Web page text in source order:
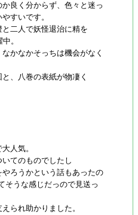
良く分からず、色々と迷っ
すいです。
二人で妖怪退治に精を
。
かなかそっちは機会がなく
、八巻の表紙が物凄く
人気。
てのものでしたし
ろうかという話もあったの
そうな感じだっので見送っ
られ助かりました。